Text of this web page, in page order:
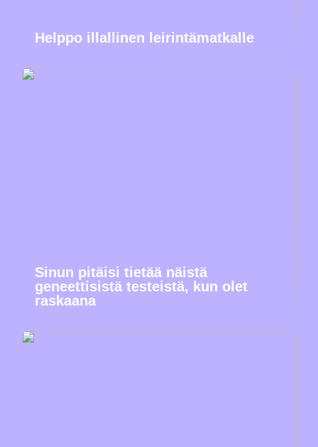
Helppo illallinen leirintämatkalle
Sinun pitäisi tietää näistä
geneettisistä testeistä, kun olet
raskaana